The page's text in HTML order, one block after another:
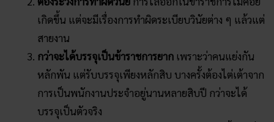
เกิดขึ้น แต่จะมีเรื่องการทำผิดระเบียบวินัยต่าง ๆ แล้วแต่
สายงาน
กว่าจะได้บรรจุเป็นข้าราชการยาก เพราะว่าคนแย่งกัน
หลักพัน แต่รับบรรจุเพียงหลักสิบ บางครั้งต้องไต่เต้าจาก
การเป็นพนักงานประจำอยู่นานหลายสิบปี กว่าจะได้
บรรจุเป็นตัวจริง